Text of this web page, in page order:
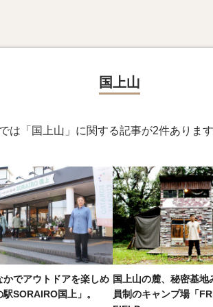
国上山
は「国上山」に関する記事が2件あります
かでアウトドアを楽しめ
SORAIRO国上」。
国上山の麓、秘密基地
員制のキャンプ場「